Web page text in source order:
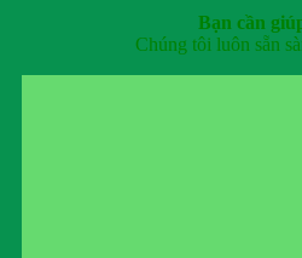
Bạn cần
Chúng tôi luôn sẵn